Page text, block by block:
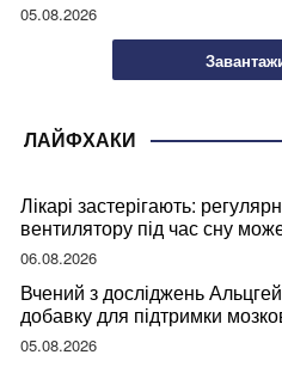
05.08.2026
ЛАЙФХАКИ
Лікарі застерігають:
вентилятору під час сну
ваше здоров’я
06.08.2026
Вчений з досліджень
добавку для підтримки
05.08.2026